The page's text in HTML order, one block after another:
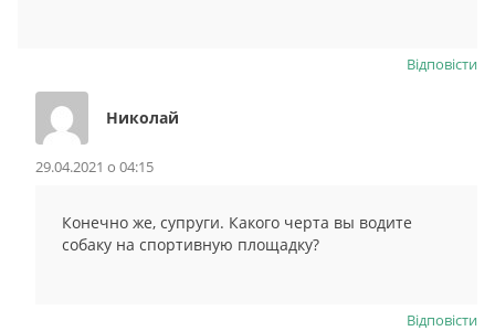
Відповіcти
Николай
29.04.2021 о 04:15
Конечно же, супруги. Какого черта вы водите
собаку на спортивную площадку?
Відповіcти